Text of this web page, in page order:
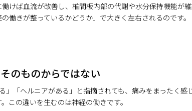
けば血流が改善し、椎間板内部の代謝や水分保持機能が
働きが整っているかどうか」で大きく左右されるのです。
のものからではない
」「ヘルニアがある」と指摘されても、痛みをまったく
この違いを生むのは神経の働きです。